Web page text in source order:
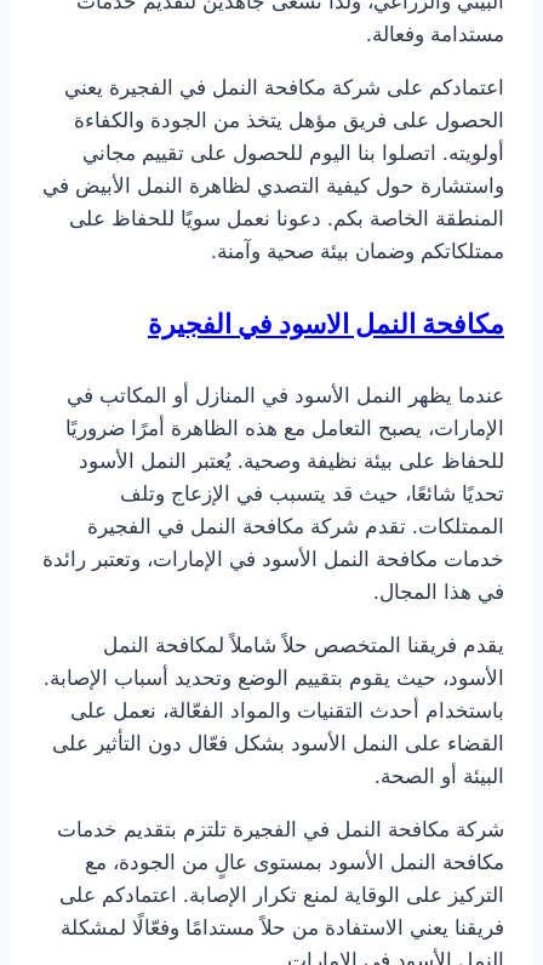
مستدامة وفعالة.
اعتمادكم على شركة مكافحة النمل في الفجيرة يعني
الحصول على فريق مؤهل يتخذ من الجودة والكفاءة
أولويته. اتصلوا بنا اليوم للحصول على تقييم مجاني
واستشارة حول كيفية التصدي لظاهرة النمل الأبيض في
المنطقة الخاصة بكم. دعونا نعمل سويًا للحفاظ على
ممتلكاتكم وضمان بيئة صحية وآمنة.
مكافحة النمل الاسود في الفجيرة
عندما يظهر النمل الأسود في المنازل أو المكاتب في
الإمارات، يصبح التعامل مع هذه الظاهرة أمرًا ضروريًا
للحفاظ على بيئة نظيفة وصحية. يُعتبر النمل الأسود
تحديًا شائعًا، حيث قد يتسبب في الإزعاج وتلف
الممتلكات. تقدم شركة مكافحة النمل في الفجيرة
خدمات مكافحة النمل الأسود في الإمارات، وتعتبر رائدة
في هذا المجال.
يقدم فريقنا المتخصص حلاً شاملاً لمكافحة النمل
الأسود، حيث يقوم بتقييم الوضع وتحديد أسباب الإصابة.
باستخدام أحدث التقنيات والمواد الفعّالة، نعمل على
القضاء على النمل الأسود بشكل فعّال دون التأثير على
البيئة أو الصحة.
شركة مكافحة النمل في الفجيرة تلتزم بتقديم خدمات
مكافحة النمل الأسود بمستوى عالٍ من الجودة، مع
التركيز على الوقاية لمنع تكرار الإصابة. اعتمادكم على
فريقنا يعني الاستفادة من حلاً مستدامًا وفعّالًا لمشكلة
النمل الأسود في الإمارات.